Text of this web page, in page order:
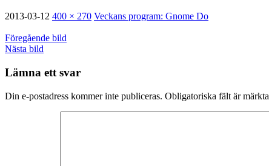
2013-03-12 400 × 270 Veckans program: Gnome Do
Föregående bild
Nästa bild
Lämna ett svar
Din e-postadress kommer inte publiceras. Obligatoriska fält är märkta